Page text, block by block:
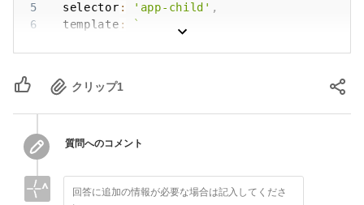
16
17
public sayHello ) {
20
21
}
22
5
  selector
: 'app-child' ,
6
  template
:
`
10
export class
13
14
15
}
16
クリップ1
質問へのコメント